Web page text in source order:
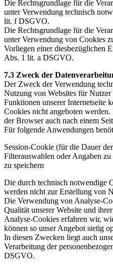
Die Rechtsgrundlage für die
unter Verwendung technisch
lit. f DSGVO.
Die Rechtsgrundlage für die
unter Verwendung von Cookies
Vorliegen einer diesbezüglichen
Abs. 1 lit. a DSGVO.
7.3 Zweck der
Der Zweck der Verwendung
Nutzung von Websites für
Funktionen unserer Internetseite
Cookies nicht angeboten
der Browser auch nach einem
Für folgende Anwendungen
Session-Cookie (für die Dauer
Filterauswahlen oder Angaben
zu speichern
Die durch technisch notwendige
werden nicht zur Erstellung von
Die Verwendung von Analyse-
Qualität unserer Website und
Analyse-Cookies erfahren wir,
können so unser Angebot stetig
In diesen Zwecken liegt auch
Verarbeitung der
DSGVO.